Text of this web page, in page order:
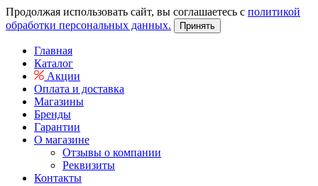
Продолжая использовать сайт, вы соглашаетесь с политикой
обработки персональных данных.
Принять
Главная
Каталог
Акции
Оплата и доставка
Магазины
Бренды
Гарантии
О магазине
Отзывы о компании
Реквизиты
Контакты